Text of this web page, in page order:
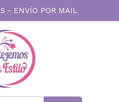
- ENVÍO POR MAIL